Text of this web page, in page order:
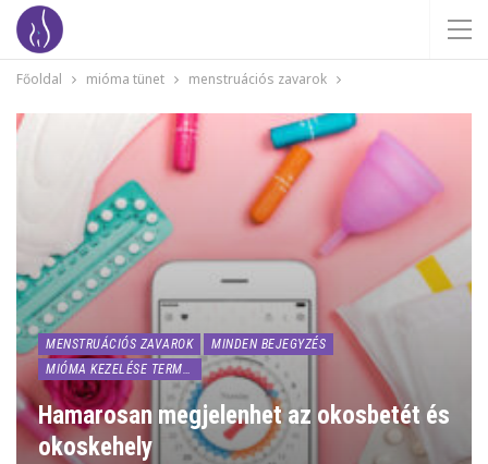
Főoldal mióma tünet menstruációs zavarok
MENSTRUÁCIÓS ZAVAROK
MINDEN BEJEGYZÉS
MIÓMA KEZELÉSE TERMÉSZETESEN
Hamarosan megjelenhet az okosbetét és
okoskehely